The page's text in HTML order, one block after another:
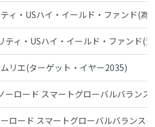
ィ・USハイ・イールド・ファンド(為
ティ・USハイ・イールド・ファンド(
リエ(ターゲット・イヤー2035)
ーロード スマートグローバルバランス
ロード スマートグローバルバランス(